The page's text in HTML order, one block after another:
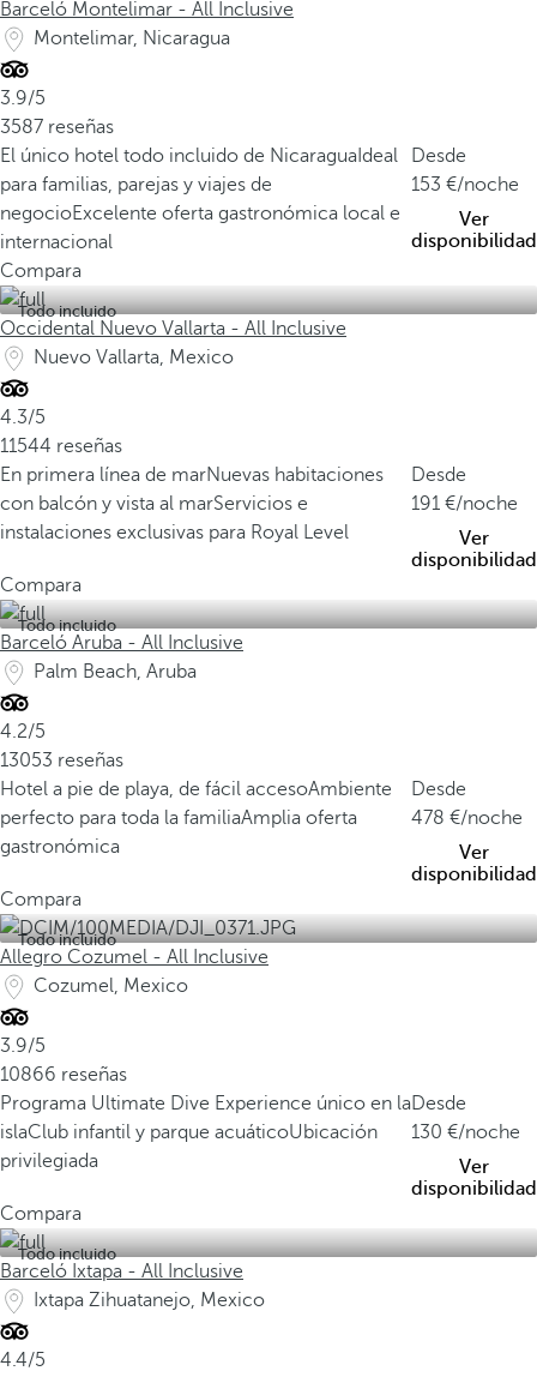
Barceló Montelimar - All Inclusive
Montelimar, Nicaragua
3.9/5
3587 reseñas
El único hotel todo incluido de Nicaragua Ideal
para familias, parejas y viajes de
negocioExcelente oferta gastronómica local e
internacional
Desde
153
/noche
Ver
disponibilidad
Compara
Todo incluido
Occidental Nuevo Vallarta - All Inclusive
Nuevo Vallarta, Mexico
4.3/5
11544 reseñas
En primera línea de marNuevas habitaciones
con balcón y vista al marServicios e
instalaciones exclusivas para Royal Level
Desde
191
/noche
Ver
disponibilidad
Compara
Todo incluido
Barceló Aruba - All Inclusive
Palm Beach, Aruba
4.2/5
13053 reseñas
Hotel a pie de playa, de fácil accesoAmbiente
perfecto para toda la familiaAmplia oferta
gastronómica
Desde
478
/noche
Ver
disponibilidad
Compara
Todo incluido
Allegro Cozumel - All Inclusive
Cozumel, Mexico
3.9/5
10866 reseñas
Programa Ultimate Dive Experience único en la
islaClub infantil y parque acuáticoUbicación
privilegiada
Desde
130
/noche
Ver
disponibilidad
Compara
Todo incluido
Barceló Ixtapa - All Inclusive
Ixtapa Zihuatanejo, Mexico
4.4/5